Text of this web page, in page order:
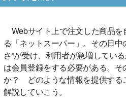
Webサイト上で注文した商品を
る「ネットスーパー」。その日中
さ”が受け、利用者が急増してい
は会員登録をする必要がある。
か？ どのような情報を提供する
解説していこう。